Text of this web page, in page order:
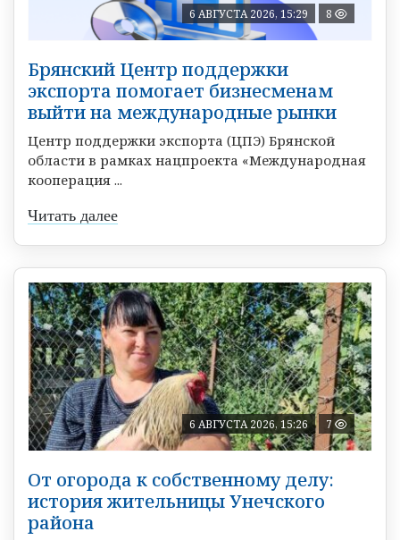
6 АВГУСТА 2026, 15:29 8
Брянский Центр поддержки
экспорта помогает бизнесменам
выйти на международные рынки
Центр поддержки экспорта (ЦПЭ) Брянской
области в рамках нацпроекта «Международная
кооперация ...
Читать далее
6 АВГУСТА 2026, 15:26 7
От огорода к собственному делу:
история жительницы Унечского
района